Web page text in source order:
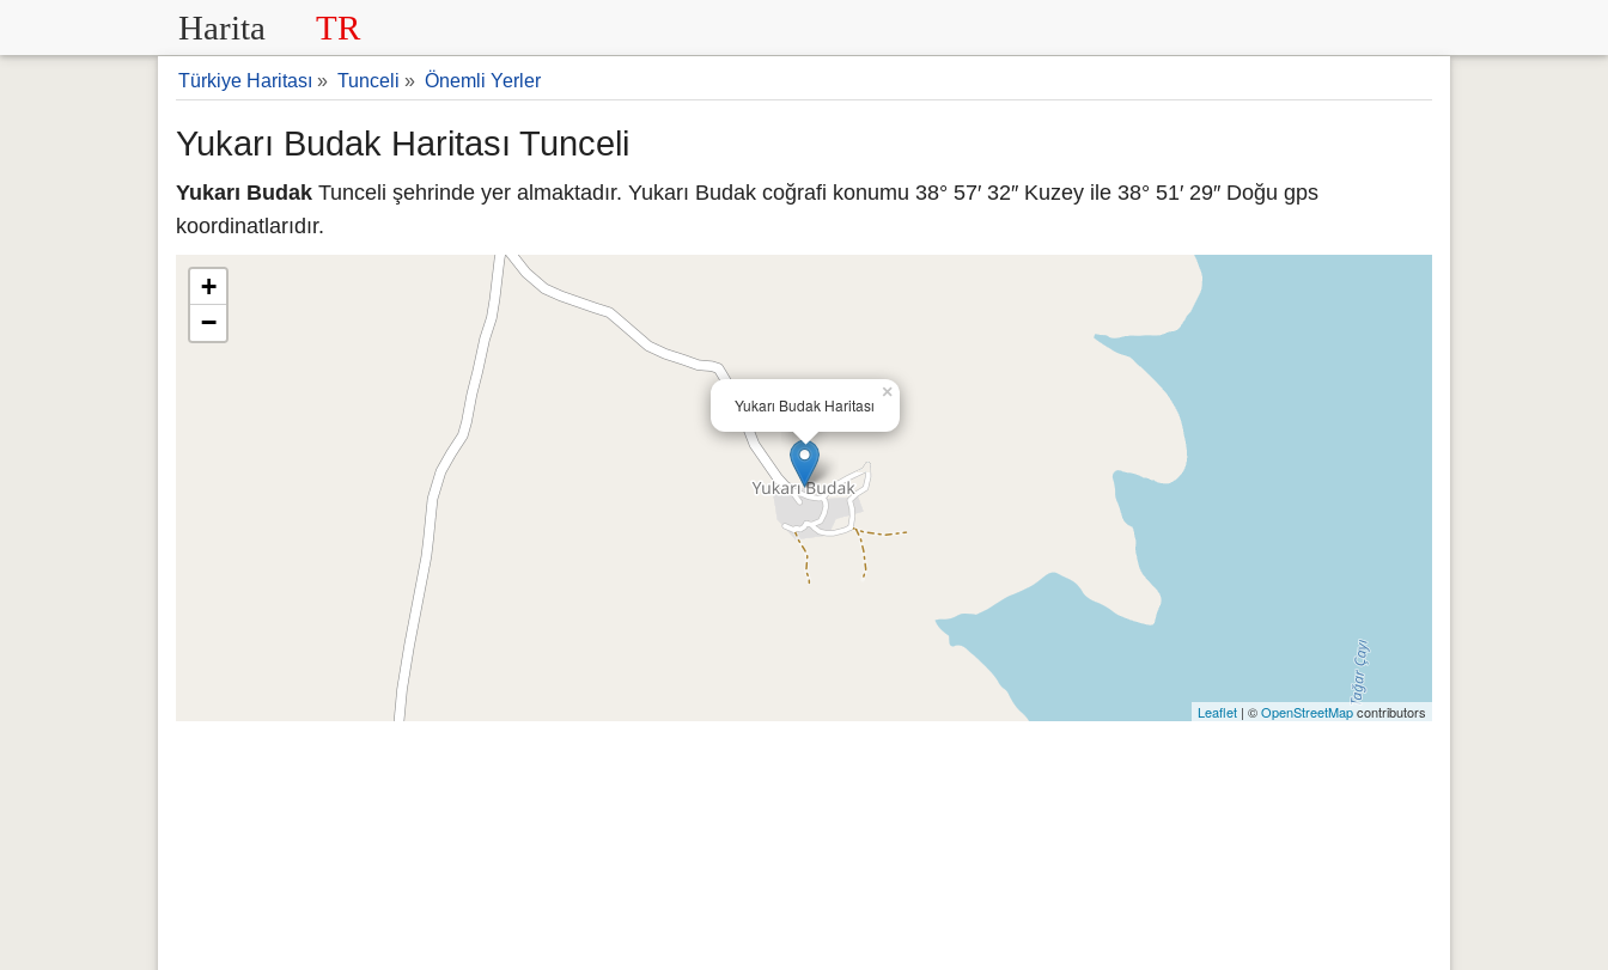
Harita TR
Türkiye Haritası » Tunceli » Önemli Yerler
Yukarı Budak Haritası Tunceli
Yukarı Budak Tunceli şehrinde yer almaktadır. Yukarı Budak coğrafi konumu 38° 57′ 32″ Kuzey ile 38° 51′ 29″ Doğu gps
koordinatlarıdır.
Yukarı Budak Haritası
×
+
−
Leaflet | ©OpenStreetMapcontributors